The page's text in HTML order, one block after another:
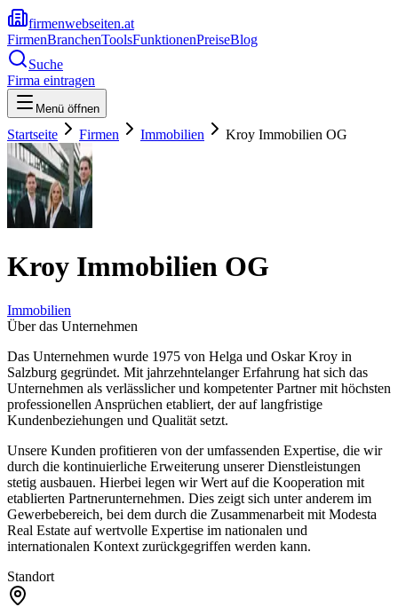
firmenwebseiten.at
FirmenBranchenToolsFunktionenPreiseBlog
Suche
Firma eintragen
Menü öffnen
Startseite Firmen Immobilien Kroy Immobilien OG
Kroy Immobilien OG
Immobilien
Über das Unternehmen
Das Unternehmen wurde 1975 von Helga und Oskar Kroy in
Salzburg gegründet. Mit jahrzehntelanger Erfahrung hat sich das
Unternehmen als verlässlicher und kompetenter Partner mit höchsten
professionellen Ansprüchen etabliert, der auf langfristige
Kundenbeziehungen und Qualität setzt.
Unsere Kunden profitieren von der umfassenden Expertise, die wir
durch die kontinuierliche Erweiterung unserer Dienstleistungen
stetig ausbauen. Hierbei legen wir Wert auf die Kooperation mit
etablierten Partnerunternehmen. Dies zeigt sich unter anderem im
Gewerbebereich, bei dem durch die Zusammenarbeit mit Modesta
Real Estate auf wertvolle Expertise im nationalen und
internationalen Kontext zurückgegriffen werden kann.
Standort